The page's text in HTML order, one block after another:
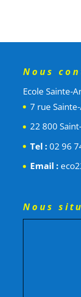
Nous
Ecole Sainte-
7 rue
22 800
Tel : 02 96
Email :
Nous